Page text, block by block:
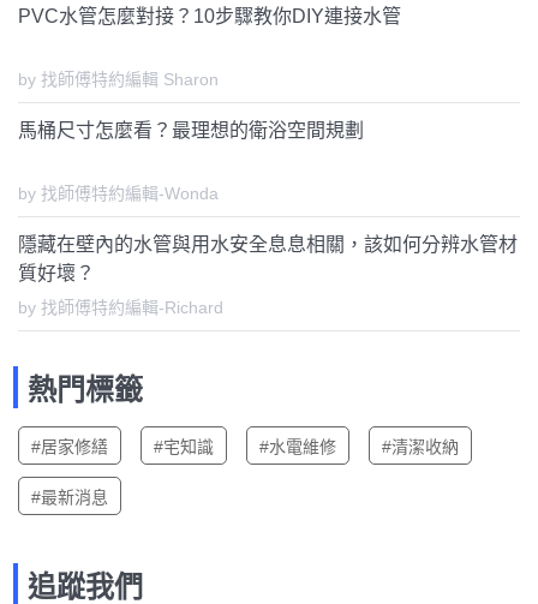
PVC水管怎麼對接？10步驟教你DIY連接水管
by 找師傅特約編輯 Sharon
馬桶尺寸怎麼看？最理想的衛浴空間規劃
by 找師傅特約編輯-Wonda
隱藏在壁內的水管與用水安全息息相關，該如何分辨水管材
質好壞？
by 找師傅特約編輯-Richard
熱門標籤
#居家修繕 #宅知識 #水電維修 #清潔收納
#最新消息
追蹤我們